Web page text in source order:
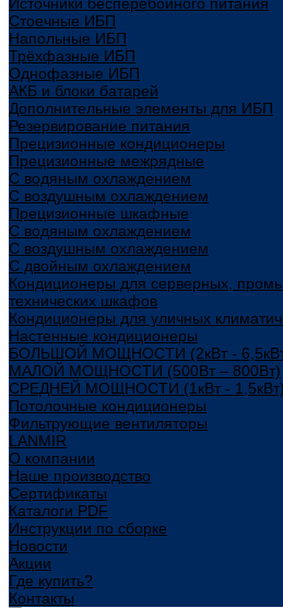
Стоечные ИБП
Напольные ИБП
Трёхфазные ИБП
Однофазные ИБП
АКБ и блоки батарей
Дополнительные элементы для ИБП
Резервирование питания
Прецизионные кондиционеры
Прецизионные межрядные
С водяным охлаждением
С воздушным охлаждением
Прецизионные шкафные
С водяным охлаждением
С воздушным охлаждением
С двойным охлаждением
Кондиционеры для серверных,
технических шкафов
Кондиционеры для уличных
Настенные кондиционеры
БОЛЬШОЙ МОЩНОСТИ (2кВт -
МАЛОЙ МОЩНОСТИ (500Вт – 800Вт)
СРЕДНЕЙ МОЩНОСТИ (1кВт - 1,5кВт)
Потолочные кондиционеры
Фильтрующие вентиляторы
LANMIR
О компании
Наше производство
Сертификаты
Каталоги PDF
Инструкции по сборке
Новости
Акции
Где купить?
Контакты